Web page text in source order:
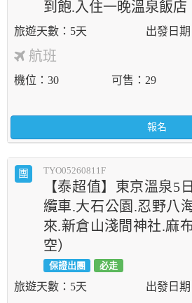
到飽.入住一晚溫泉飯店
5天
航班
機位 30 可售 29
報名
團 TYO05260811F
【泰超值】東京溫泉5
纜車.大石公園.忍野八
來.新倉山淺間神社.麻
空）
保證出團 必走
5天